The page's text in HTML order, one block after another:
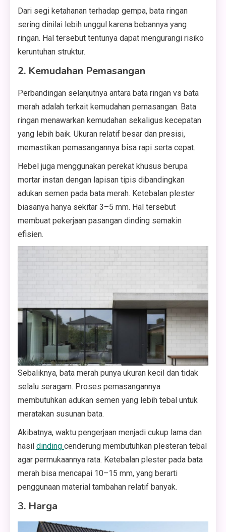
Dari segi ketahanan terhadap gempa, bata ringan
sering dinilai lebih unggul karena bebannya yang
ringan. Hal tersebut tentunya dapat mengurangi risiko
keruntuhan struktur.
2. Kemudahan Pemasangan
Perbandingan selanjutnya antara bata ringan vs bata
merah adalah terkait kemudahan pemasangan. Bata
ringan menawarkan kemudahan sekaligus kecepatan
yang lebih baik. Ukuran relatif besar dan presisi,
memastikan pemasangannya bisa rapi serta cepat.
Hebel juga menggunakan perekat khusus berupa
mortar instan dengan lapisan tipis dibandingkan
adukan semen pada bata merah. Ketebalan plester
biasanya hanya sekitar 3–5 mm. Hal tersebut
membuat pekerjaan pasangan dinding semakin
efisien.
Sebaliknya, bata merah punya ukuran kecil dan tidak
selalu seragam. Proses pemasangannya
membutuhkan adukan semen yang lebih tebal untuk
meratakan susunan bata.
Akibatnya, waktu pengerjaan menjadi cukup lama dan
hasil dinding cenderung membutuhkan plesteran tebal
agar permukaannya rata. Ketebalan plester pada bata
merah bisa mencapai 10–15 mm, yang berarti
penggunaan material tambahan relatif banyak.
3. Harga